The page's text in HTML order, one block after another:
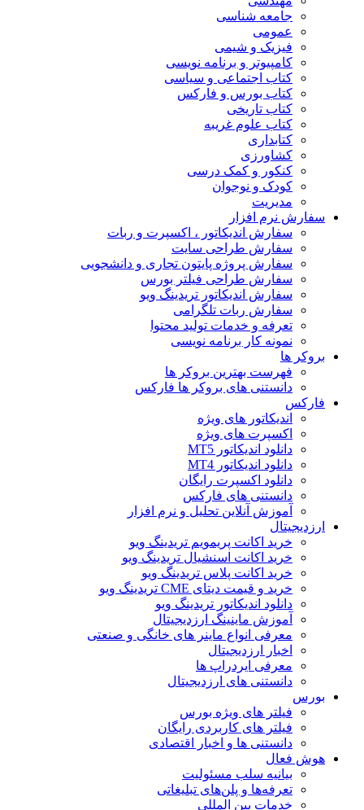
جامعه شناسی
عمومی
فیزیک و شیمی
کامپیوتر و برنامه نویسی
کتاب اجتماعی و سیاسی
کتاب بورس و فارکس
کتاب تاریخی
کتاب علوم غریبه
کتابداری
کشاورزی
کنکور و کمک‌ درسی
کودک و نوجوان
مدیریت
سفارش نرم افزار
سفارش اندیکاتور ، اکسپرت و ربات
سفارش طراحی سایت
سفارش پروژه پایتون تجاری و دانشجویی
سفارش طراحی فیلتر بورس
سفارش اندیکاتور تریدینگ ویو
سفارش ربات تلگرامی
تعرفه و خدمات تولید محتوا
نمونه کار برنامه نویسی
بروکر ها
فهرست بهترین بروکر ها
دانستنی های بروکر ها فارکس
فارکس
اندیکاتور های ویژه
اکسپرت های ویژه
دانلود اندیکاتور MT5
دانلود اندیکاتور MT4
دانلود اکسپرت رایگان
دانستنی های فارکس
آموزش آنلاین تحلیل و نرم افزار
ارزدیجیتال
خرید اکانت پریمویم تریدینگ ویو
خرید اکانت اسنشیال تریدینگ ویو
خرید اکانت پلاس تریدینگ ویو
خرید و قیمت دیتای CME تریدینگ ویو
دانلود اندیکاتور تریدینگ ویو
آموزش ماینینگ ارزدیجیتال
معرفی انواع ماینر های خانگی و صنعتی
اخبار ارزدیجیتال
معرفی ایردراپ ها
دانستنی های ارزدیجیتال
بورس
فیلتر های ویژه بورس
فیلتر های کاربردی رایگان
دانستنی ها و اخبار اقتصادی
هوش فعال
بیانیه سلب مسئولیت
تعرفه‌ها و پلن‌های تبلیغاتی
خدمات بین المللی